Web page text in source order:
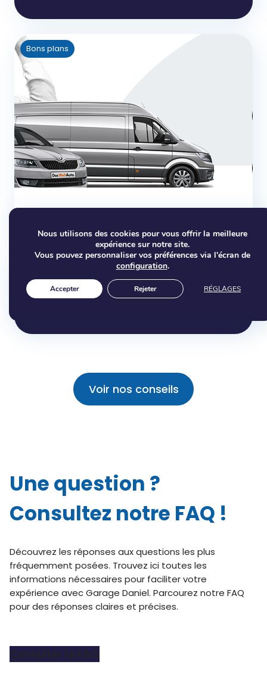
Bons plans
Entretien général de votre voiture :
mode d’emploi
Voir nos conseils
Une question ?
Consultez notre FAQ !
Découvrez les réponses aux questions les plus
fréquemment posées. Trouvez ici toutes les
informations nécessaires pour faciliter votre
expérience avec Garage Daniel. Parcourez notre FAQ
pour des réponses claires et précises.
Consulter la FAQ
Nous utilisons des cookies pour vous offrir la meilleure
expérience sur notre site.
Vous pouvez personnaliser vos préférences via l'écran de
configuration.
Accepter Rejeter RÉGLAGES